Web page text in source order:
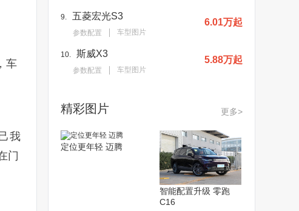
车
我
门
9. 五菱宏光S3
参数配置 车型图片
6.01万起
10. 斯威X3
参数配置 车型图片
5.88万起
精彩图片 更多>
定位更年轻 迈腾
智能配置升级 零跑
C16